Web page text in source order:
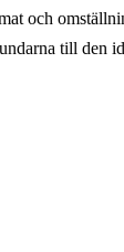
och
till den